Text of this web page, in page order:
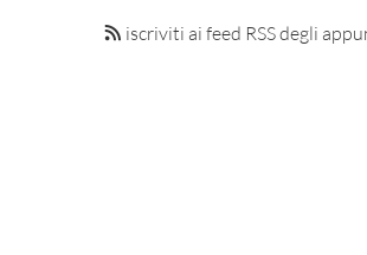
iscriviti ai feed RSS degli